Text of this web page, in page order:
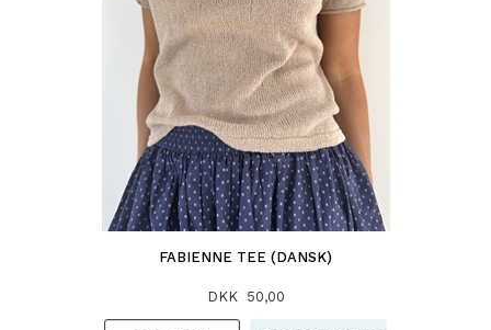
FABIENNE TEE (DANSK)
DKK 50,00